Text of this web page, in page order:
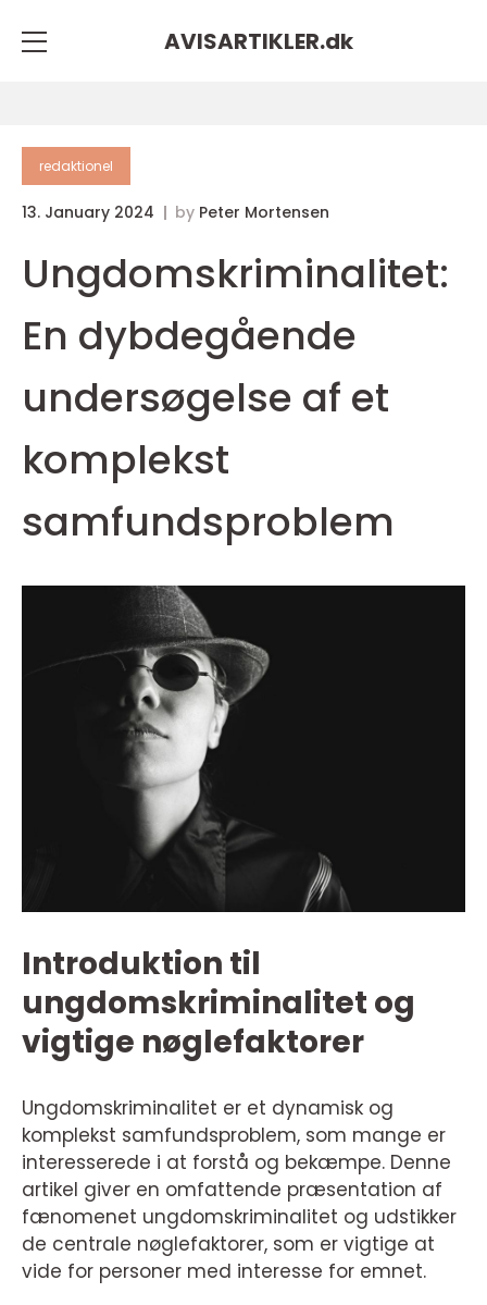
AVISARTIKLER.dk
redaktionel
13. January 2024 by Peter Mortensen
Ungdomskriminalitet:
En dybdegående
undersøgelse af et
komplekst
samfundsproblem
Introduktion til
ungdomskriminalitet og
vigtige nøglefaktorer
Ungdomskriminalitet er et dynamisk og
komplekst samfundsproblem, som mange er
interesserede i at forstå og bekæmpe. Denne
artikel giver en omfattende præsentation af
fænomenet ungdomskriminalitet og udstikker
de centrale nøglefaktorer, som er vigtige at
vide for personer med interesse for emnet.